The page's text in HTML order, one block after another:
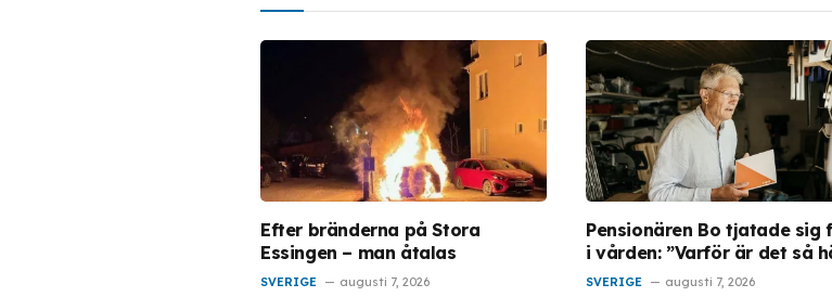
Efter bränderna på Stora
Essingen – man åtalas
SVERIGE augusti 7, 2026
Pensionären Bo tjatade sig
i vården: ”Varför är det så
SVERIGE augusti 7, 2026